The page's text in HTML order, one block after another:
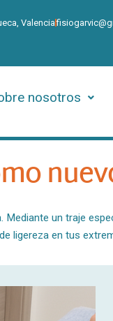
Valencia
nosotros
un traje
ligereza en tus